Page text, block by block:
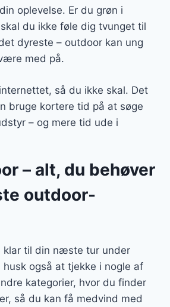
oplevelse. Er du grøn i
du ikke føle dig tvunget til
dyreste – outdoor kan ung
med på.
så du ikke skal. Det
bruge kortere tid på at søge
– og mere tid ude i
– alt, du behøver
outdoor-
klar til din næste tur under
husk også at tjekke i nogle af
kategorier, hvor du finder
så du kan få medvind med